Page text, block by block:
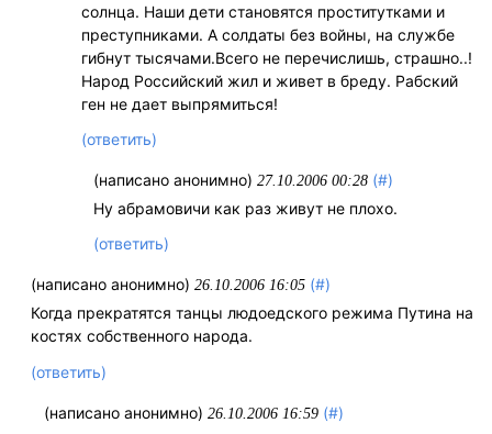
солнца. Наши дети становятся проститутками и
преступниками. А солдаты без войны, на службе
гибнут тысячами.Всего не перечислишь, страшно..!
Народ Российский жил и живет в бреду. Рабский
ген не дает выпрямиться!
(ответить)
(написано анонимно) 27.10.2006 00:28 (#)
Ну абрамовичи как раз живут не плохо.
(ответить)
(написано анонимно) 26.10.2006 16:05 (#)
Когда прекратятся танцы людоедского режима Путина на
костях собственного народа.
(ответить)
(написано анонимно) 26.10.2006 16:59 (#)